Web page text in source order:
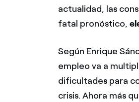
actualidad, las
fatal pronóstico,
Según Enrique
empleo va a
dificultades para
crisis. Ahora más